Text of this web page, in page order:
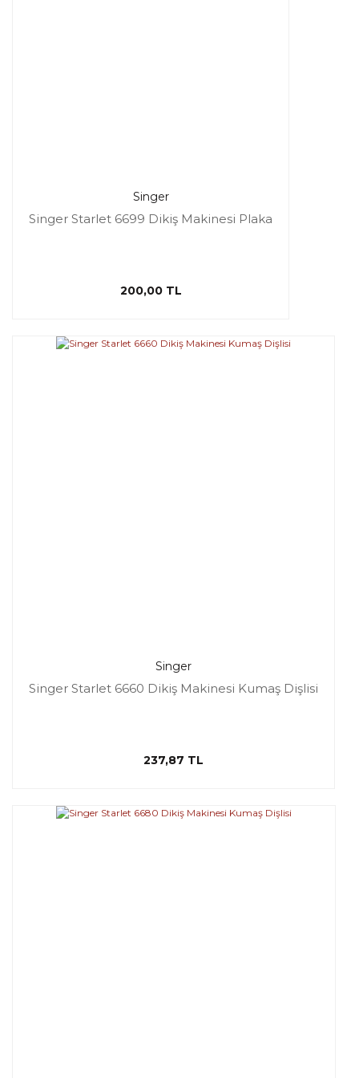
Singer
Singer Starlet 6699 Dikiş Makinesi Plaka
200,00 TL
Singer
Singer Starlet 6660 Dikiş Makinesi Kumaş Dişlisi
237,87 TL